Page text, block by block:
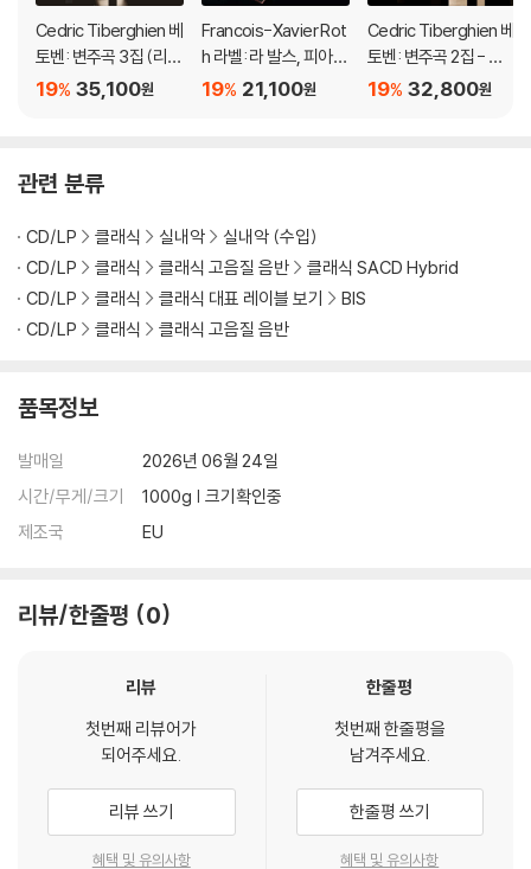
Cedric Tiberghien 베
토벤: 변주곡 3집 (리게
티, 쿠르탁) (Beethov
35,100원
19%
Francois-Xavier Rot
h 라벨: 라 발스, 피아노
협주곡 (Ravel: La Val
21,100원
19%
Cedric Tiberghien 베
토벤: 변주곡 2집 - 스
벨링크 / 바흐 / 케이지
32,800원
19%
관련 분류
CD/LP 클래식 실내악
실내악 (수입)
CD/LP
클래식 클래식 고음질 음반
클래식 SACD Hybrid
CD/LP
클래식 클래식 대표 레이블 보기
BIS
CD/LP
클래식 클래식 고음질 음반
품목정보
발매일
2026년 06월 24일
시간/무게/크기
1000g | 크기확인중
제조국
EU
리뷰/한줄평 0
리뷰
첫번째 리뷰어가
되어주세요.
리뷰 쓰기
혜택 및 유의사항
한줄평
첫번째 한줄평을
남겨주세요.
한줄평 쓰기
혜택 및 유의사항